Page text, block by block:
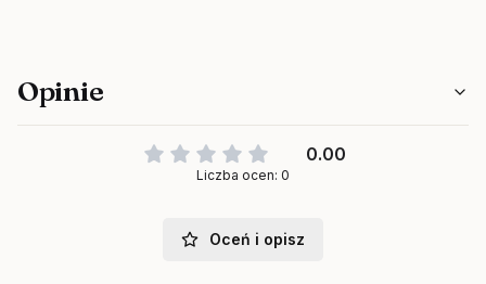
Opinie
0.00
Liczba ocen: 0
Oceń i opisz